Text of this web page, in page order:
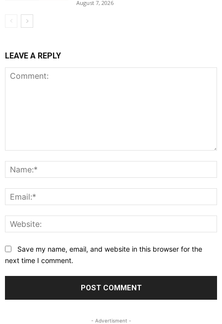
August 7, 2026
LEAVE A REPLY
Save my name, email, and website in this browser for the
next time I comment.
- Advertisment -